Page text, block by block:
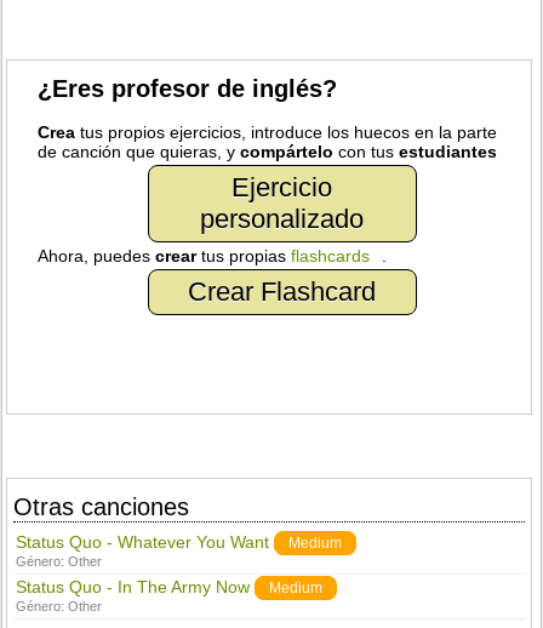
¿Eres profesor de inglés?
Crea tus propios ejercicios, introduce los huecos en la parte
de canción que quieras, ycompártelo con tusestudiantes
Ejercicio
personalizado
Ahora, puedescreartus propiasflashcards
Crear Flashcard
Otras canciones
Status Quo - Whatever You Want Medium
Género:Other
Status Quo - In The Army Now Medium
Género:Other